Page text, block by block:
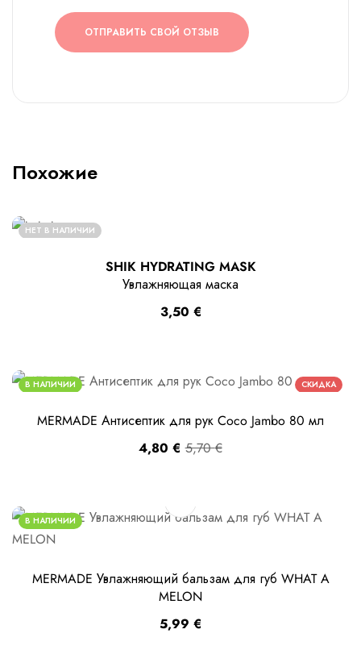
ОТПРАВИТЬ СВОЙ ОТЗЫВ
Похожие
НЕТ В НАЛИЧИИ
SHIK HYDRATING MASK
Увлажняющая маска
3,50 €
В НАЛИЧИИ СКИДКА
MERMADE Антисептик для рук Coco Jambo 80 мл
5,70€
4,80€
В НАЛИЧИИ
MERMADE Увлажняющий бальзам для губ WHAT A
MELON
5,99 €